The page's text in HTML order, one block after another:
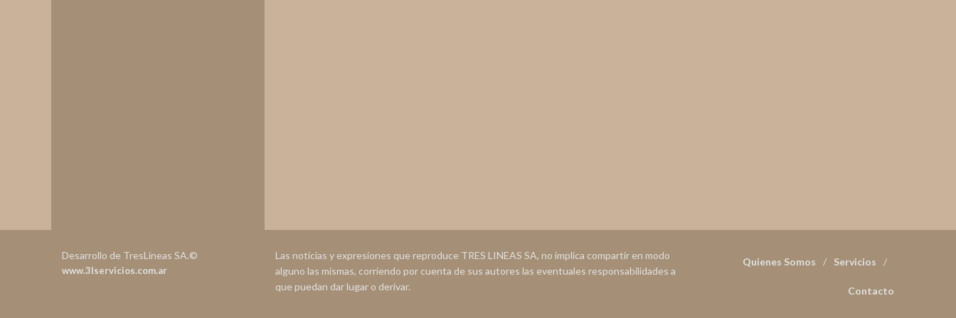
Quienes Somos Servicios
Contacto
Las noticias y expresiones que reproduce TRES LINEAS SA, no implica compartir en modo
alguno las mismas, corriendo por cuenta de sus autores las eventuales responsabilidades a
que puedan dar lugar o derivar.
Desarrollo de TresLineas SA.©
www.3lservicios.com.ar